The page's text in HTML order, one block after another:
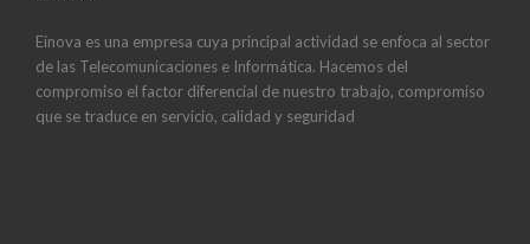
Einova es una empresa cuya principal actividad se enfoca al sector
de las Telecomunicaciones e Informática. Hacemos del
compromiso el factor diferencial de nuestro trabajo, compromiso
que se traduce en servicio, calidad y seguridad